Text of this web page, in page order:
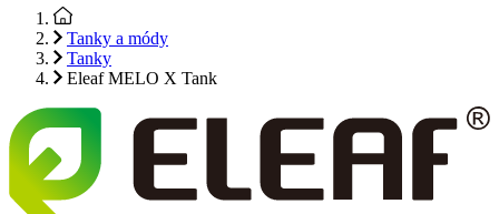
Tanky a módy
Tanky
Eleaf MELO X Tank